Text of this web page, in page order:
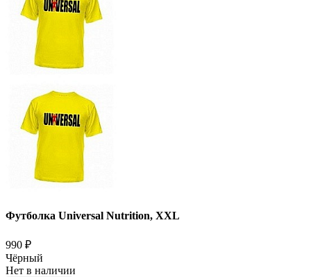
Футболка Universal Nutrition, XXL
990 ₽
Чёрный
Нет в наличии